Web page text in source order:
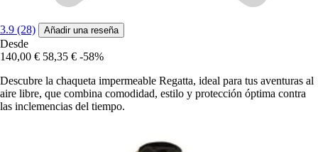
3.9 (28) Añadir una reseña
Desde
140,00 € 58,35 € -58%
Descubre la chaqueta impermeable Regatta, ideal para tus aventuras al
aire libre, que combina comodidad, estilo y protección óptima contra
las inclemencias del tiempo.